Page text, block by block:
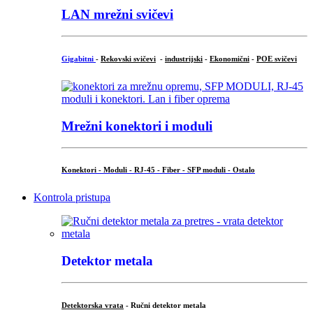
LAN mrežni svičevi
Gigabitni - Rekovski svičevi - industrijski - Ekonomični - POE svičevi
Mrežni konektori i moduli
Konektori - Moduli - RJ-45 - Fiber - SFP moduli - Ostalo
Kontrola pristupa
Detektor metala
Detektorska vrata - Ručni detektor metala